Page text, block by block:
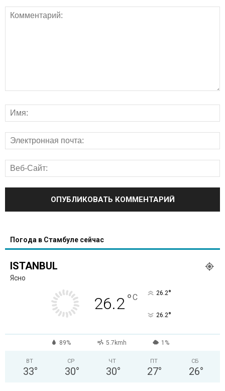
Погода в Стамбуле сейчас
ISTANBUL
Ясно
26.2°C 26.2°
26.2°
89% 5.7kmh 1%
ВТ
33°
СР
30°
ЧТ
30°
ПТ
27°
СБ
26°